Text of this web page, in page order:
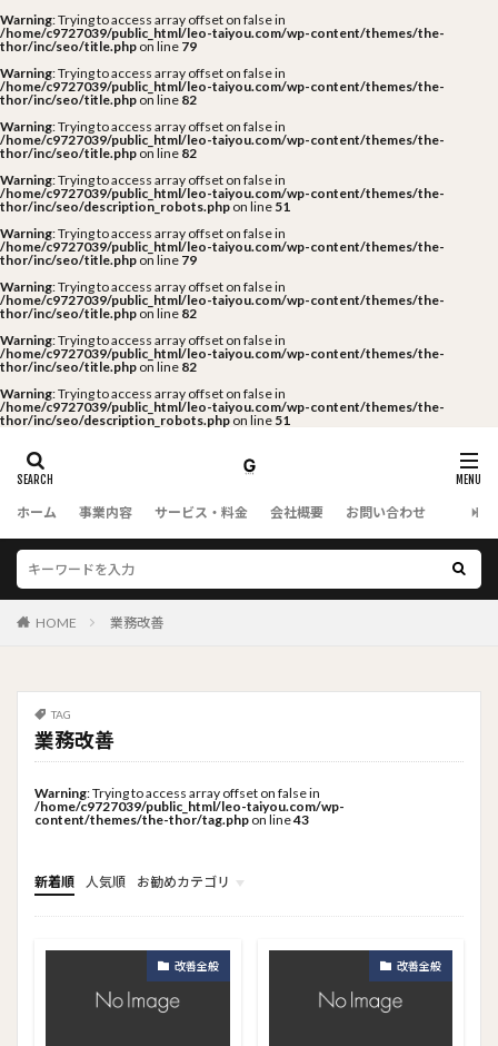
Warning: Trying to access array offset on false in
/home/c9727039/public_html/leo-taiyou.com/wp-content/themes/the-
thor/inc/seo/title.php on line 79
Warning: Trying to access array offset on false in
/home/c9727039/public_html/leo-taiyou.com/wp-content/themes/the-
thor/inc/seo/title.php on line 82
Warning: Trying to access array offset on false in
/home/c9727039/public_html/leo-taiyou.com/wp-content/themes/the-
thor/inc/seo/title.php on line 82
Warning: Trying to access array offset on false in
/home/c9727039/public_html/leo-taiyou.com/wp-content/themes/the-
thor/inc/seo/description_robots.php on line 51
Warning: Trying to access array offset on false in
/home/c9727039/public_html/leo-taiyou.com/wp-content/themes/the-
thor/inc/seo/title.php on line 79
Warning: Trying to access array offset on false in
/home/c9727039/public_html/leo-taiyou.com/wp-content/themes/the-
thor/inc/seo/title.php on line 82
Warning: Trying to access array offset on false in
/home/c9727039/public_html/leo-taiyou.com/wp-content/themes/the-
thor/inc/seo/title.php on line 82
Warning: Trying to access array offset on false in
/home/c9727039/public_html/leo-taiyou.com/wp-content/themes/the-
thor/inc/seo/description_robots.php on line 51
ホーム 事業内容 サービス・料金 会社概要 お問い合わせ
HOME 業務改善
TAG
業務改善
Warning: Trying to access array offset on false in
/home/c9727039/public_html/leo-taiyou.com/wp-
content/themes/the-thor/tag.php on line43
新着順 人気順
お勧めカテゴリ
トップメニュー
ソーシャルリンクメニュー
コンサルタント
改善全般 改善全般